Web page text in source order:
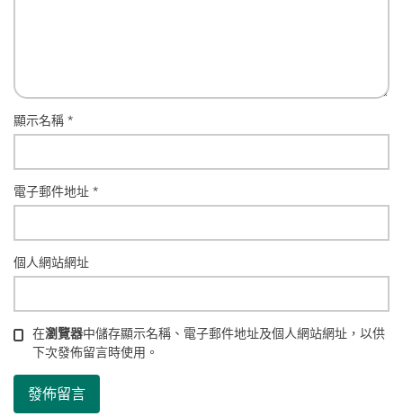
顯示名稱*
電子郵件地址*
個人網站網址
在瀏覽器中儲存顯示名稱、電子郵件地址及個人網站網址，以供
下次發佈留言時使用。